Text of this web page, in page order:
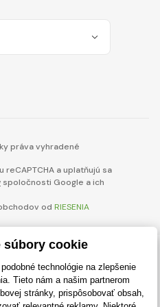
práva vyhradené
a uplatňujú sa
spoločnosti Google a ich
od RIESENIA